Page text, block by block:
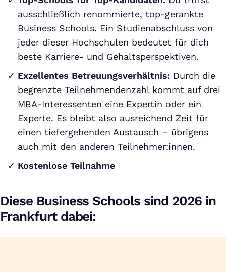
ausschließlich renommierte, top-gerankte
Business Schools. Ein Studienabschluss von
jeder dieser Hochschulen bedeutet für dich
beste Karriere- und Gehaltsperspektiven.
Exzellentes Betreuungsverhältnis: Durch die
begrenzte Teilnehmendenzahl kommt auf drei
MBA-Interessenten eine Expertin oder ein
Experte. Es bleibt also ausreichend Zeit für
einen tiefergehenden Austausch – übrigens
auch mit den anderen Teilnehmer:innen.
Kostenlose Teilnahme
Diese Business Schools sind 2026 in
Frankfurt dabei: